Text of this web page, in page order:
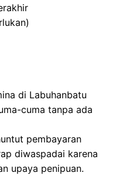
di Labuhanbatu
cuma tanpa ada
pembayaran
diwaspadai karena
upaya penipuan.